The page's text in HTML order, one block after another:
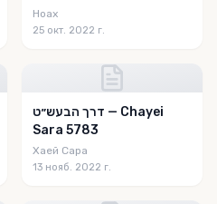
Ноах
25 окт. 2022 г.
דרך הבעש״ט — Chayei
Sara 5783
Хаей Сара
13 нояб. 2022 г.